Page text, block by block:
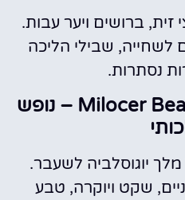
ברושים ויער עבות.
לשחייה, שבילי הליכה
נסתרות.
Milocer Beach (King’s Beach) – נופש
יוגוסלביה לשעבר.
שקט ויוקרה, טבע